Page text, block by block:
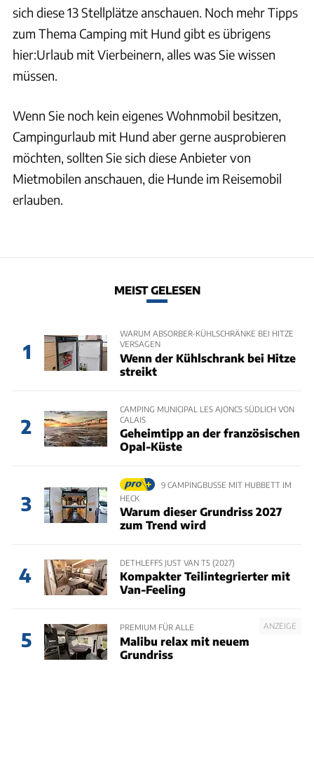
sich diese 13 Stellplätze anschauen. Noch mehr Tipps
zum Thema Camping mit Hund gibt es übrigens
hier:Urlaub mit Vierbeinern, alles was Sie wissen
müssen.
Wenn Sie noch kein eigenes Wohnmobil besitzen,
Campingurlaub mit Hund aber gerne ausprobieren
möchten, sollten Sie sich diese Anbieter von
Mietmobilen anschauen, die Hunde im Reisemobil
erlauben.
MEIST GELESEN
1
WARUM ABSORBER-KÜHLSCHRÄNKE BEI HITZE
VERSAGEN
Wenn der Kühlschrank bei Hitze
streikt
2
CAMPING MUNICIPAL LES AJONCS SÜDLICH VON
CALAIS
Geheimtipp an der französischen
Opal-Küste
3
9 CAMPINGBUSSE MIT HUBBETT IM
HECK
Warum dieser Grundriss 2027
zum Trend wird
4
DETHLEFFS JUST VAN T5 (2027)
Kompakter Teilintegrierter mit
Van-Feeling
5
ANZEIGE
PREMIUM FÜR ALLE
Malibu relax mit neuem
Grundriss